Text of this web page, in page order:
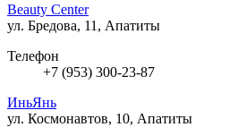
Beauty Center
ул. Бредова, 11, Апатиты
Телефон
+7 (953) 300-23-87
ИньЯнь
ул. Космонавтов, 10, Апатиты